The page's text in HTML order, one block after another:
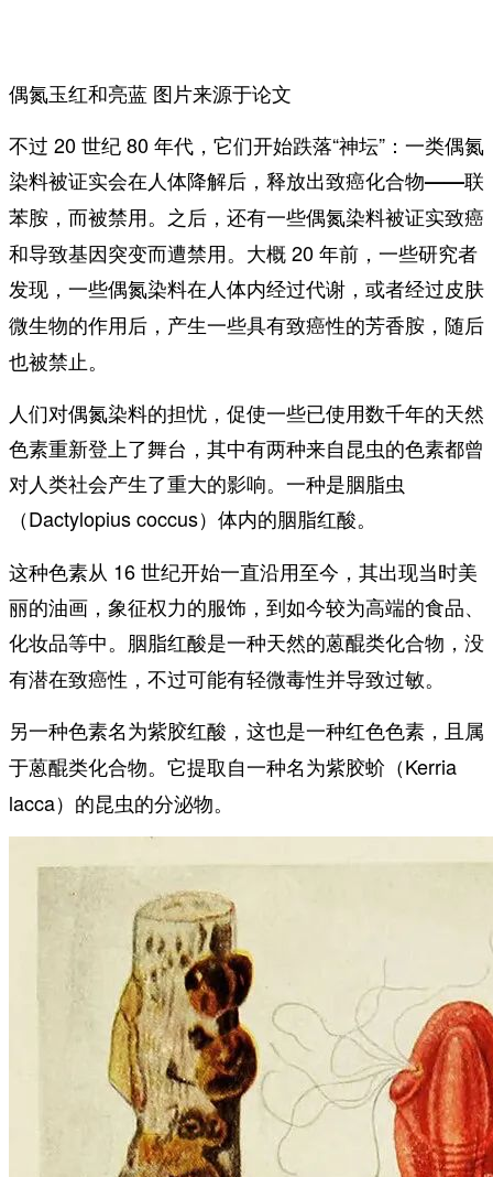
偶氮玉红和亮蓝 图片来源于论文
不过 20 世纪 80 年代，它们开始跌落“神坛”：一类偶氮
染料被证实会在人体降解后， 释放出致癌化合物——联
苯胺，而被禁用。之后，还有一些偶氮染料被证实致癌
和导致基因突变而遭禁用。大概 20 年前，一些研究者
发现，一些偶氮染料在人体内经过代谢， 或者经过皮肤
微生物的作用后，产生一些具有致癌性的芳香胺 ，随后
也被禁止。
人们对偶氮染料的担忧，促使一些已使用数千年的天然
色素重新登上了舞台，其中有两种来自昆虫的色素都曾
对人类社会产生了重大的影响。一种是胭脂虫
（Dactylopius coccus）体内的胭脂红酸。
这种色素从 16 世纪开始一直沿用至今，其出现当时美
丽的油画，象征权力的服饰，到如今较为高端的食品、
化妆品等中。胭脂红酸是一种天然的蒽醌类化合物 ，没
有潜在致癌性，不过可能有轻微毒性并导致过敏。
另一种色素名为紫胶红酸 ，这也是一种红色色素，且属
于蒽醌类化合物。它提取自一种名为紫胶蚧 （Kerria
lacca）的昆虫的分泌物。